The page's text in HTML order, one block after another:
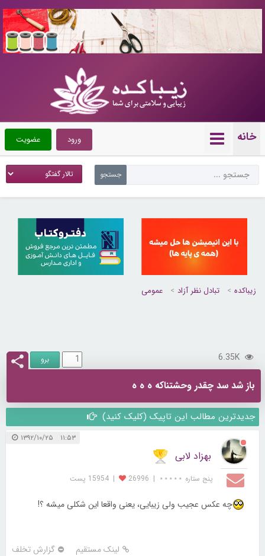
10719896
خانه عضویت ورود
زیباکده تبادل نظر آزاد عمومی
6.35K
باز شد سد چقدر وحشتناکه ه ه ه
جدیدترین مطالب این تاپیک (کلیک کنید)
۱۱:۵۳ ۱۳۹۲/۱۰/۲۵
بهزاد لابی
پنج ستاره ⋆⋆⋆⋆⋆ |
26996
| 15954 پست
چه عکس عجیب ولی زیبایی، یعنی واقعا این شکلی میشه ؟!
لینک مستقیم گزارش تخلف